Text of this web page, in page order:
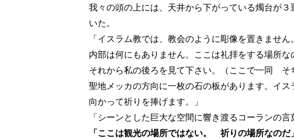
我々の頭の上には、天井から下がっている燭台が
いた。
「イスラム教では、教会のように彫像を置きませ
内部は何にもありません。ここは礼拝をする場所な
それから私の後ろを見て下さい。（ここで一同 そ
聖地メッカの方向に一枚の石の板があります。イ
向かって祈りを捧げます。」
「シーンとした巨大な空間に響き渡るコーランの言
「ここは観光の場所ではない。 祈りの場所なのだ」